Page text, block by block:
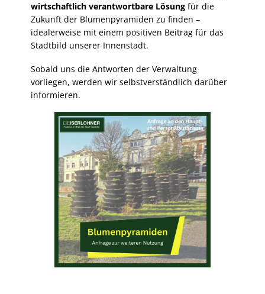
wirtschaftlich verantwortbare Lösung für die
Zukunft der Blumenpyramiden zu finden –
idealerweise mit einem positiven Beitrag für das
Stadtbild unserer Innenstadt.
Sobald uns die Antworten der Verwaltung
vorliegen, werden wir selbstverständlich darüber
informieren.